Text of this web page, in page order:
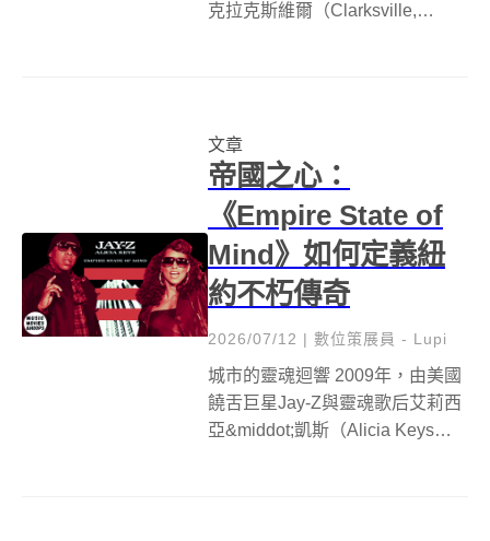
克拉克斯維爾（Clarksville,
宅。這棟...
文章
帝國之心：
《Empire State of
Mind》如何定義紐
約不朽傳奇
2026/07/12 | 數位策展員 - Lupi
城市的靈魂迴響 2009年，由美國
饒舌巨星Jay-Z與靈魂歌后艾莉西
亞&middot;凱斯（Alicia Keys）